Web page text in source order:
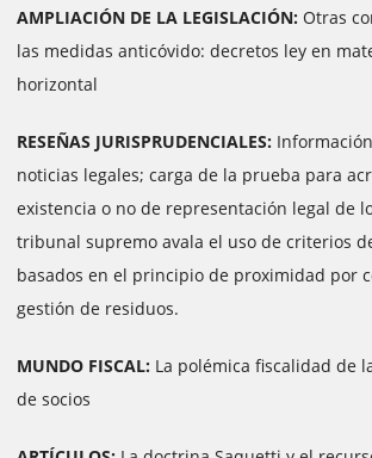
AMPLIACIÓN DE LA LEGISLACIÓN: Otras
las medidas anticóvido: decretos ley en
horizontal
RESEÑAS JURISPRUDENCIALES:
noticias legales; carga de la prueba para
existencia o no de representación legal de
tribunal supremo avala el uso de criterios
basados ​​en el principio de proximidad por
gestión de residuos.
MUNDO FISCAL: La polémica fiscalidad de
de socios